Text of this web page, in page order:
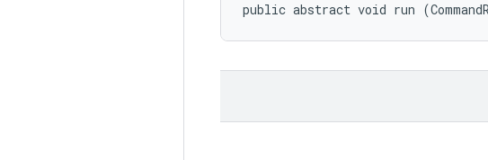
public abstract void run